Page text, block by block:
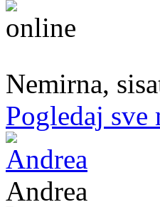
Nemirna,
Pogledaj sve
Andrea